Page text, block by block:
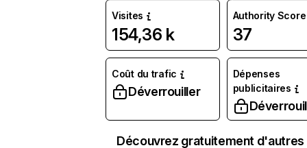
Visites
154,36 k
Authority Score
37
Coût du trafic
Déverrouiller
Dépenses
publicitaires
Découvrez gratuitement d'autres